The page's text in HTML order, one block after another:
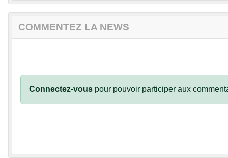
COMMENTEZ LA NEWS
Connectez-vous pour pouvoir participer aux